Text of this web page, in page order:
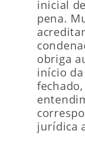
inicial
pena.
obriga
início
jurídica